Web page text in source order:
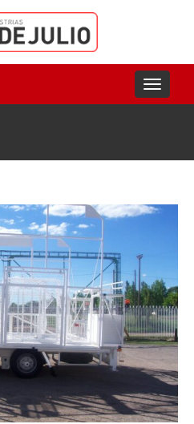
Toggle